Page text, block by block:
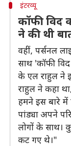
इंटरव्यू
कॉफी विद
ने की थी
वहीं, पर्सनल
साथ 'कॉफी विद
के एल राहुल ने
राहुल ने कहा
हमने इस बारे में
पांड्या अपने
लोगों के साथ।
कट गए थे।"